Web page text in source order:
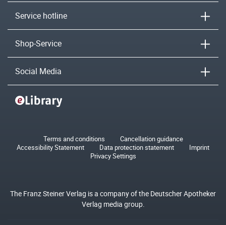
Service hotline
Shop-Service
Social Media
Terms and conditions
Cancellation guidance
Accessibility Statement
Data protection statement
Imprint
Privacy Settings
The Franz Steiner Verlag is a company of the Deutscher Apotheker
Verlag media group.